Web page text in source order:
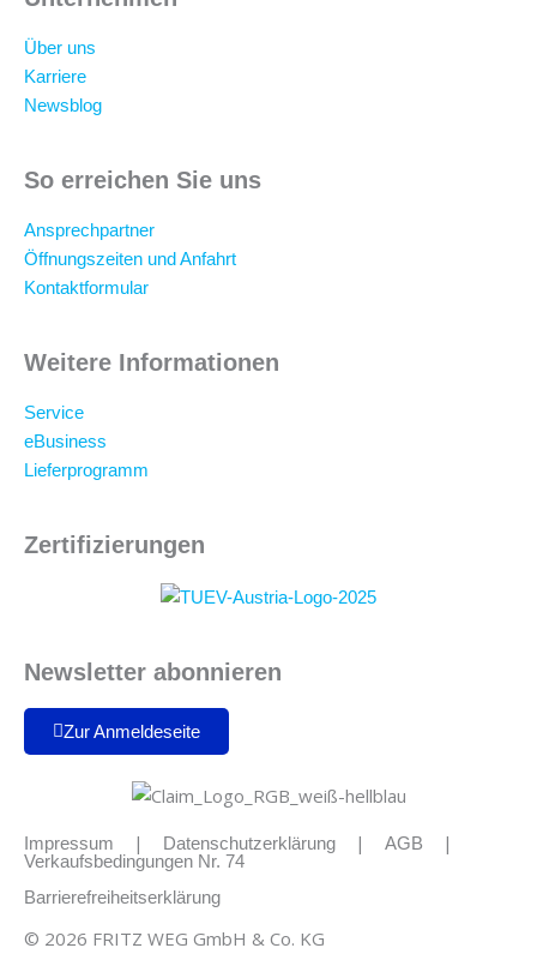
Über uns
Karriere
Newsblog
So erreichen Sie uns
Ansprechpartner
Öffnungszeiten und Anfahrt
Kontaktformular
Weitere Informationen
Service
eBusiness
Lieferprogramm
Zertifizierungen
Newsletter abonnieren
Zur Anmeldeseite
Impressum | Datenschutzerklärung | AGB |
Verkaufsbedingungen Nr. 74
Barrierefreiheitserklärung
© 2026 FRITZ WEG GmbH & Co. KG